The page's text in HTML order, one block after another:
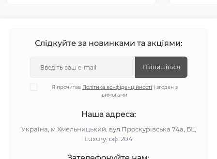
Слідкуйте за новинками та акціями:
Підпишіться
Я прочитав Політика конфіденційності і згоден з
вимогами
Наша адреса:
Україна, м.Хмельницький, вул.Проскурівська 74а, БЦ
Luxury, оф. 204